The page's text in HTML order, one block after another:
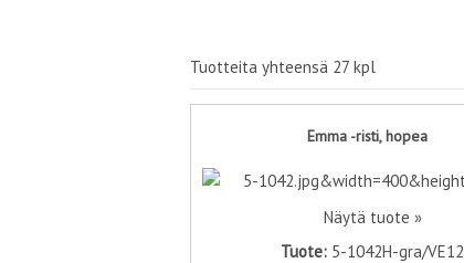
Tuotteita yhteensä 27 kpl
Emma -risti, hopea
Näytä tuote »
Tuote: 5-1042H-gra/VE12